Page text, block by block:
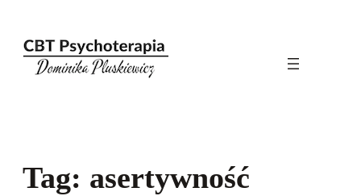
treści
Tag: asertywność